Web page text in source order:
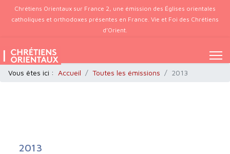
Chrétiens Orientaux sur France 2, une émission des Églises orientales
catholiques et orthodoxes présentes en France. Vie et Foi des Chrétiens
d’Orient.
Vous êtes ici : Accueil Toutes les émissions 2013
2013